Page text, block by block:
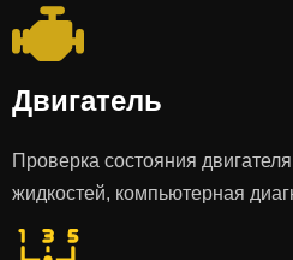
Двигатель
Проверка состояния
жидкостей, компьютерная